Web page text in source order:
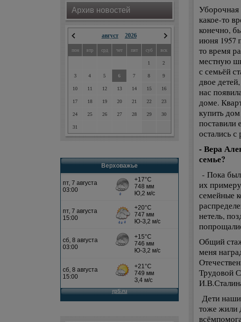
Архив новостей
август 2026
пон втр срд чет пят суб вск
1 2
3 4 5 6 7 8 9
10 11 12 13 14 15 16
17 18 19 20 21 22 23
24 25 26 27 28 29 30
31
Верховажье
Уборочная
какое-то
конечно,
июня 1957
то время
местную
с семьёй
двое
нас
доме.
купить
поставили
остались с
- Вера
семье?
- Пока
их
семейные
нетель,
Общий
меня
Трудовой
Дети
тоже жили